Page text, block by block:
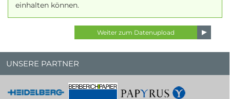
einhalten können.
UNSERE PARTNER